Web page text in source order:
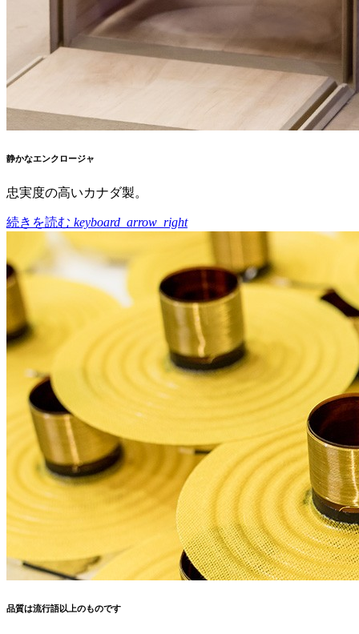
静かなエンクロージャ
忠実度の高いカナダ製。
続きを読む keyboard_arrow_right
品質は流行語以上のものです